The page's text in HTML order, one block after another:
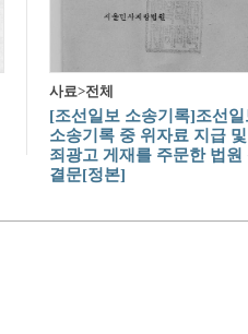
사료>전체
[조선일보 소송기록]조선일
소송기록 중 위자료 지급
죄광고 게재를 주문한 법원
결문[정본]